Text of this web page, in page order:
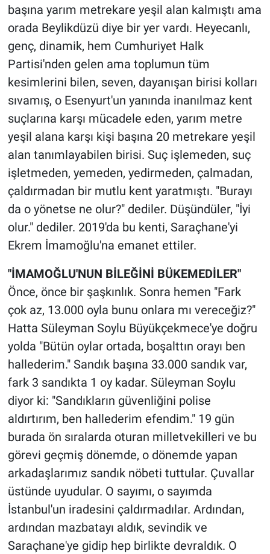
başına yarım metrekare yeşil alan kalmıştı ama
orada Beylikdüzü diye bir yer vardı. Heyecanlı,
genç, dinamik, hem Cumhuriyet Halk
Partisi'nden gelen ama toplumun tüm
kesimlerini bilen, seven, dayanışan birisi kolları
sıvamış, o Esenyurt'un yanında inanılmaz kent
suçlarına karşı mücadele eden, yarım metre
yeşil alana karşı kişi başına 20 metrekare yeşil
alan tanımlayabilen birisi. Suç işlemeden, suç
işletmeden, yemeden, yedirmeden, çalmadan,
çaldırmadan bir mutlu kent yaratmıştı. "Burayı
da o yönetse ne olur?" dediler. Düşündüler, "İyi
olur." dediler. 2019'da bu kenti, Saraçhane'yi
Ekrem İmamoğlu'na emanet ettiler.
"İMAMOĞLU'NUN BİLEĞİNİ BÜKEMEDİLER"
Önce, önce bir şaşkınlık. Sonra hemen "Fark
çok az, 13.000 oyla bunu onlara mı vereceğiz?"
Hatta Süleyman Soylu Büyükçekmece'ye doğru
yolda "Bütün oylar ortada, boşalttın orayı ben
hallederim." Sandık başına 33.000 sandık var,
fark 3 sandıkta 1 oy kadar. Süleyman Soylu
diyor ki: "Sandıkların güvenliğini polise
aldırtırım, ben hallederim efendim." 19 gün
burada ön sıralarda oturan milletvekilleri ve bu
görevi geçmiş dönemde, o dönemde yapan
arkadaşlarımız sandık nöbeti tuttular. Çuvallar
üstünde uyudular. O sayımı, o sayımda
İstanbul'un iradesini çaldırmadılar. Ardından,
ardından mazbatayı aldık, sevindik ve
Saraçhane'ye gidip hep birlikte devraldık. O